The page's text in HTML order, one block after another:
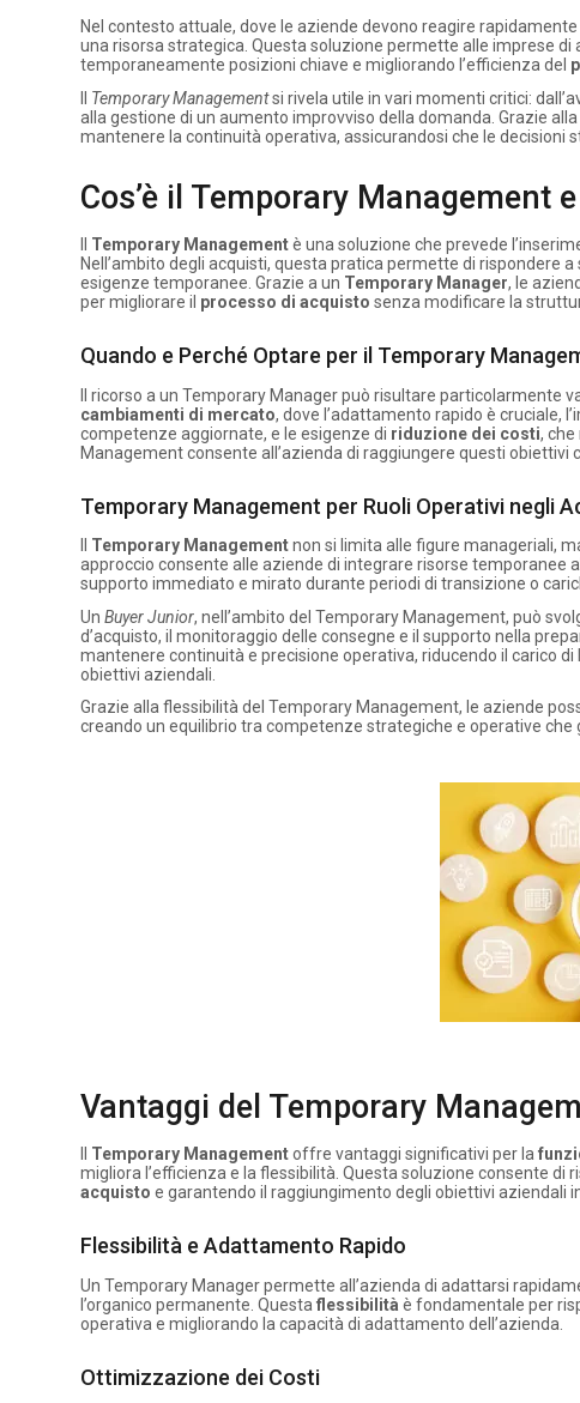
Nel contesto attuale, dove le aziende devono reagire
una risorsa strategica. Questa soluzione permette alle imprese
temporaneamente posizioni chiave e migliorando l’efficienza del
Il Temporary Managementsi rivela utile in vari momenti critici:
alla gestione di un aumento improvviso della domanda. Grazie
mantenere la continuità operativa, assicurandosi che le decisioni
Cos’è il Temporary Management
Temporary Managementè una soluzione che prevede
Nell’ambito degli acquisti, questa pratica permette di rispondere
esigenze temporanee. Grazie a un Temporary Manager, le
per migliorare il processo di acquisto senza modificare la
Quando e Perché Optare per il Temporary
Il ricorso a un Temporary Manager può risultare particolarmente
cambiamenti di mercato, dove l’adattamento rapido è cruciale,
competenze aggiornate, e le esigenze di riduzione dei costi,
Management consente all’azienda di raggiungere questi obiettivi
Temporary Management per Ruoli Operativi negli
Temporary Managementnon si limita alle figure manageriali,
approccio consente alle aziende di integrare risorse
supporto immediato e mirato durante periodi di transizione o
Un Buyer Junior, nell’ambito del Temporary Management, può
d’acquisto, il monitoraggio delle consegne e il supporto nella
mantenere continuità e precisione operativa, riducendo il carico
obiettivi aziendali.
Grazie alla flessibilità del Temporary Management, le aziende
creando un equilibrio tra competenze strategiche e operative
Vantaggi del Temporary
Temporary Managementoffre vantaggi significativi per la
migliora l’efficienza e la flessibilità. Questa soluzione consente
acquisto e garantendo il raggiungimento degli obiettivi aziendali
Flessibilità e Adattamento Rapido
Un Temporary Manager permette all’azienda di adattarsi
l’organico permanente. Questa flessibilità è fondamentale per
operativa e migliorando la capacità di adattamento dell’azienda.
Ottimizzazione dei Costi